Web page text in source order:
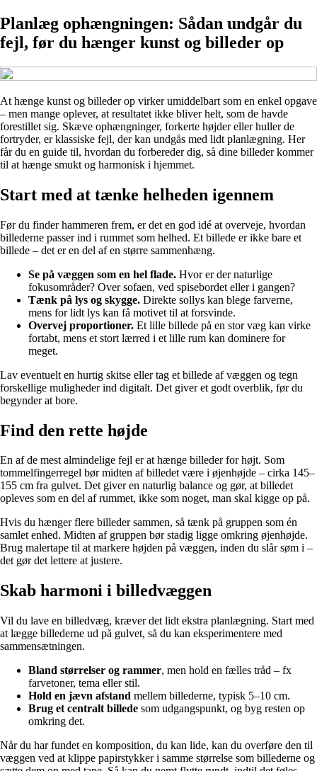
Planlæg ophængningen: Sådan undgår du
fejl, før du hænger kunst og billeder op
At hænge kunst og billeder op virker umiddelbart som en enkel opgave
– men mange oplever, at resultatet ikke bliver helt, som de havde
forestillet sig. Skæve ophængninger, forkerte højder eller huller de
fortryder, er klassiske fejl, der kan undgås med lidt planlægning. Her
får du en guide til, hvordan du forbereder dig, så dine billeder kommer
til at hænge smukt og harmonisk i hjemmet.
Start med at tænke helheden igennem
Før du finder hammeren frem, er det en god idé at overveje, hvordan
billederne passer ind i rummet som helhed. Et billede er ikke bare et
billede – det er en del af en større sammenhæng.
Se på væggen som en hel flade. Hvor er der naturlige
fokusområder? Over sofaen, ved spisebordet eller i gangen?
Tænk på lys og skygge. Direkte sollys kan blege farverne,
mens for lidt lys kan få motivet til at forsvinde.
Overvej proportioner. Et lille billede på en stor væg kan virke
fortabt, mens et stort lærred i et lille rum kan dominere for
meget.
Lav eventuelt en hurtig skitse eller tag et billede af væggen og tegn
forskellige muligheder ind digitalt. Det giver et godt overblik, før du
begynder at bore.
Find den rette højde
En af de mest almindelige fejl er at hænge billeder for højt. Som
tommelfingerregel bør midten af billedet være i øjenhøjde – cirka 145–
155 cm fra gulvet. Det giver en naturlig balance og gør, at billedet
opleves som en del af rummet, ikke som noget, man skal kigge op på.
Hvis du hænger flere billeder sammen, så tænk på gruppen som én
samlet enhed. Midten af gruppen bør stadig ligge omkring øjenhøjde.
Brug malertape til at markere højden på væggen, inden du slår søm i –
det gør det lettere at justere.
Skab harmoni i billedvæggen
Vil du lave en billedvæg, kræver det lidt ekstra planlægning. Start med
at lægge billederne ud på gulvet, så du kan eksperimentere med
sammensætningen.
Bland størrelser og rammer, men hold en fælles tråd – fx
farvetoner, tema eller stil.
Hold en jævn afstand mellem billederne, typisk 5–10 cm.
Brug et centralt billede som udgangspunkt, og byg resten op
omkring det.
Når du har fundet en komposition, du kan lide, kan du overføre den til
væggen ved at klippe papirstykker i samme størrelse som billederne og